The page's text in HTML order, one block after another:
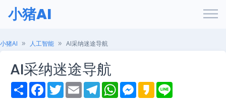
小猪AI
小猪AI 人工智能 AI采纳迷途导航
AI采纳迷途导航
S
h
F
a
T
w
E
m
T
e
W
h
M
e
K
a